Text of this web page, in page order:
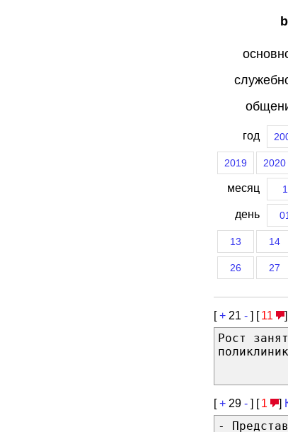
год
2019 2020
месяц 1
день 01
13 14
26 27
[+ 21 - ] [ 11 ]
Рост
[+ 29 - ] [ 1 ]
-